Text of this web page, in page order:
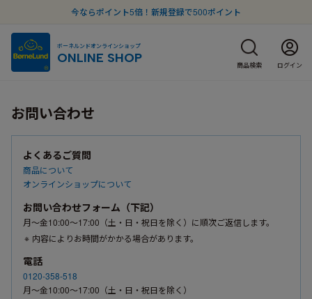
今ならポイント5倍！新規登録で500ポイント
ボーネルンドオンラインショップ
ONLINE SHOP 商品検索 ログイン
お問い合わせ
よくあるご質問
商品について
オンラインショップについて
お問い合わせフォーム（下記）
月〜金10:00〜17:00（土・日・祝日を除く）に順次ご返信します。
内容によりお時間がかかる場合があります。
電話
0120-358-518
月〜金10:00〜17:00（土・日・祝日を除く）